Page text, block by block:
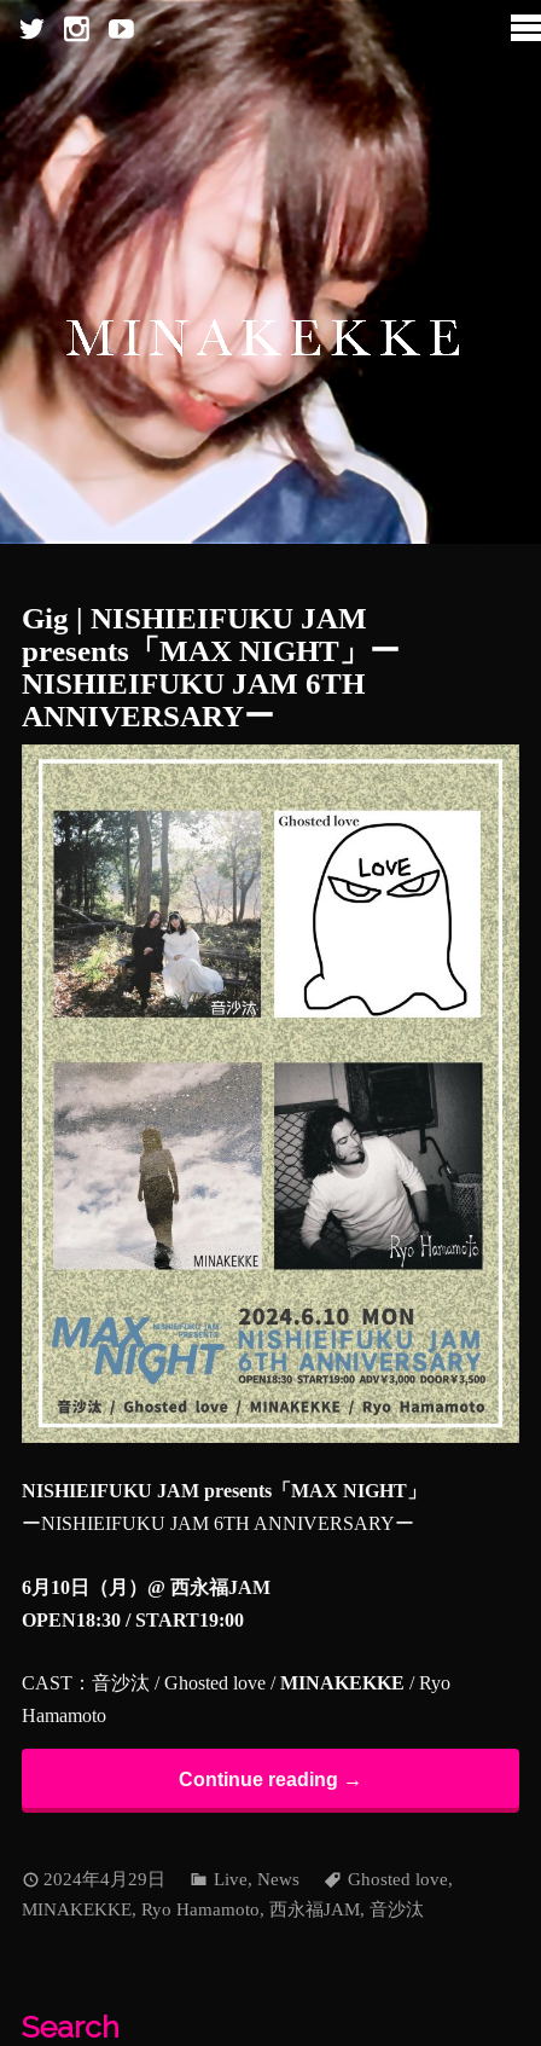
Gig | NISHIEIFUKU JAM
presents「MAX NIGHT」ー
NISHIEIFUKU JAM 6TH
ANNIVERSARYー
NISHIEIFUKU JAM presents「MAX NIGHT」
ーNISHIEIFUKU JAM 6TH ANNIVERSARYー
6月10日（月）@ 西永福JAM
OPEN18:30 / START19:00
CAST：音沙汰 / Ghosted love /MINAKEKKE / Ryo
Hamamoto
Continue reading →
2024年4月29日 Live, News Ghosted love,
MINAKEKKE, Ryo Hamamoto, 西永福JAM, 音沙汰
Search